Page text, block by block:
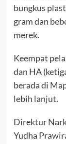
bungkus
gram dan
merek.
Keempat
dan HA
berada di
lebih lanjut.
Direktur
Yudha